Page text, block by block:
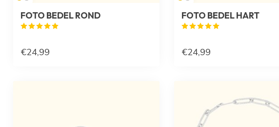
FOTO BEDEL ROND
€24,99
FOTO BEDEL HART
€24,99